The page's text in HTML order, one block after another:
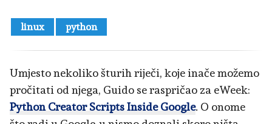
linux python
Umjesto nekoliko šturih riječi, koje inače možemo
pročitati od njega, Guido se raspričao za eWeek:
Python Creator Scripts Inside Google. O onome